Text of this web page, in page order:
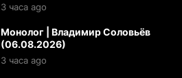
3 часа ago
Монолог | Владимир Соловьёв
(06.08.2026)
3 часа ago